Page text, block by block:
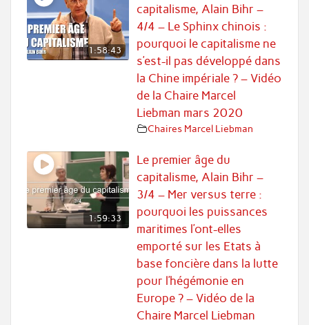
1:58:43
capitalisme, Alain Bihr –
4/4 – Le Sphinx chinois :
pourquoi le capitalisme ne
s’est-il pas développé dans
la Chine impériale ? – Vidéo
de la Chaire Marcel
Liebman mars 2020
Chaires Marcel Liebman
1:59:33
Le premier âge du
capitalisme, Alain Bihr –
3/4 – Mer versus terre :
pourquoi les puissances
maritimes l’ont-elles
emporté sur les Etats à
base foncière dans la lutte
pour l’hégémonie en
Europe ? – Vidéo de la
Chaire Marcel Liebman